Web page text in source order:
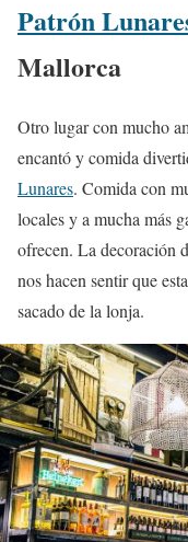
Patrón
Mallorca
Otro lugar con mucho
encantó y comida
Lunares. Comida con
locales y a mucha más
ofrecen. La decoración
nos hacen sentir que
sacado de la lonja.